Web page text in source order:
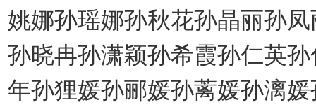
姚娜孙瑶娜孙秋花孙晶丽孙
孙晓冉孙潇颖孙希霞孙仁英
年孙狸媛孙郦媛孙蓠媛孙漓